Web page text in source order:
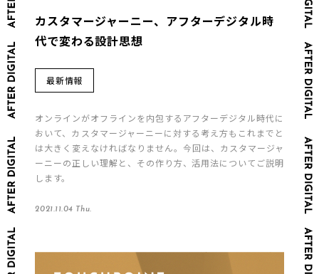
カスタマージャーニー、アフターデジタル時
代で変わる設計思想
最新情報
オンラインがオフラインを内包するアフターデジタル時代に
おいて、カスタマージャーニーに対する考え方もこれまでと
は大きく変えなければなりません。今回は、カスタマージャ
ーニーの正しい理解と、その作り方、活用法についてご説明
します。
2021.11.04 Thu.